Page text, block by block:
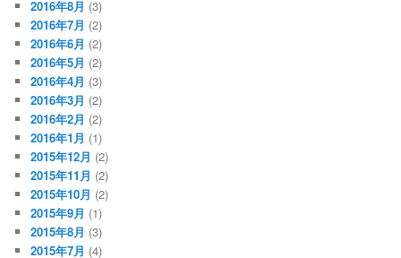
2016年8月 (3)
2016年7月 (2)
2016年6月 (2)
2016年5月 (2)
2016年4月 (3)
2016年3月 (2)
2016年2月 (2)
2016年1月 (1)
2015年12月 (2)
2015年11月 (2)
2015年10月 (2)
2015年9月 (1)
2015年8月 (3)
2015年7月 (4)